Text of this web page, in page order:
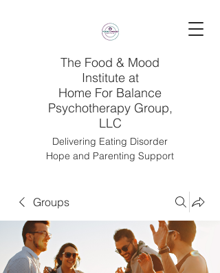
The Food & Mood
Institute at
Home For Balance
Psychotherapy Group,
LLC
Delivering Eating Disorder
Hope and Parenting Support
Groups